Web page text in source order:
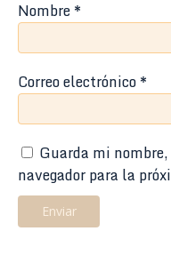
Nombre*
Correo electrónico*
Guarda mi
navegador para la